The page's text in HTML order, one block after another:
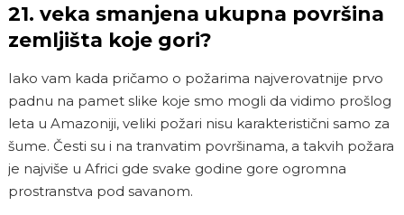
21. veka smanjena ukupna površina
zemljišta koje gori?
Iako vam kada pričamo o požarima najverovatnije prvo
padnu na pamet slike koje smo mogli da vidimo prošlog
leta u Amazoniji, veliki požari nisu karakteristični samo za
šume. Česti su i na tranvatim površinama, a takvih požara
je najviše u Africi gde svake godine gore ogromna
prostranstva pod savanom.